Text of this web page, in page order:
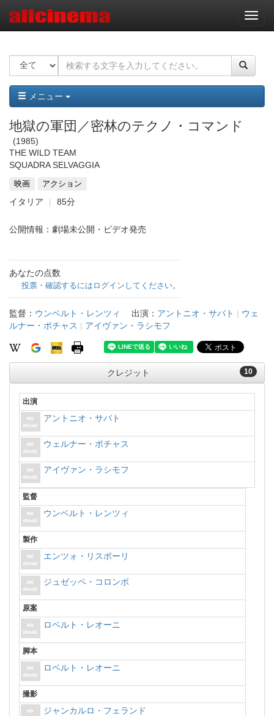
ナ
ビ
ー
ョ
ン
メニュー
地獄の軍団／密林のテクノ・コマンド
1985
THE WILD TEAM
SQUADRA SELVAGGIA
映画 アクション
イタリア 85分
公開情報：劇場未公開・ビデオ発売
あなたの点数
投票・確認するにはログインしてください。
監督： ウンベルト・レンツィ 出演： アントニオ・サバト | ウェ
ルナー・ポチャス | アイヴァン・ラシモフ
10
クレジット
出演
アントニオ・サバト
ウェルナー・ポチャス
アイヴァン・ラシモフ
監督
ウンベルト・レンツィ
製作
エンツォ・リスポーリ
ジュゼッペ・コロンボ
原案
ロベルト・レオーニ
脚本
ロベルト・レオーニ
撮影
ジャンカルロ・フェランド